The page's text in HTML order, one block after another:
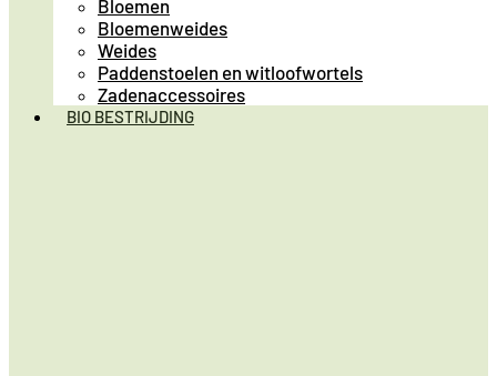
Bloemen
Bloemenweides
Weides
Paddenstoelen en witloofwortels
Zadenaccessoires
BIO BESTRIJDING